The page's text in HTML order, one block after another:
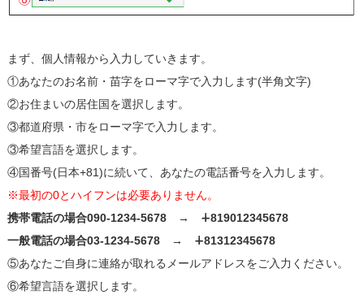
まず、個人情報から入力していきます。
①あなたのお名前・苗字をローマ字で入力します(半角文字)
②お住まいの居住国を選択します。
③都道府県・市をローマ字で入力します。
③希望言語を選択します。
④国番号(日本+81)に続いて、あなたの電話番号を入力します。
※最初の0とハイフンは必要ありません。
携帯電話の場合090-1234-5678 → ∔819012345678
一般電話の場合03-1234-5678 → ∔81312345678
⑤あなたご自身に連絡が取れるメールアドレスをご入力ください。
⑥希望言語を選択します。